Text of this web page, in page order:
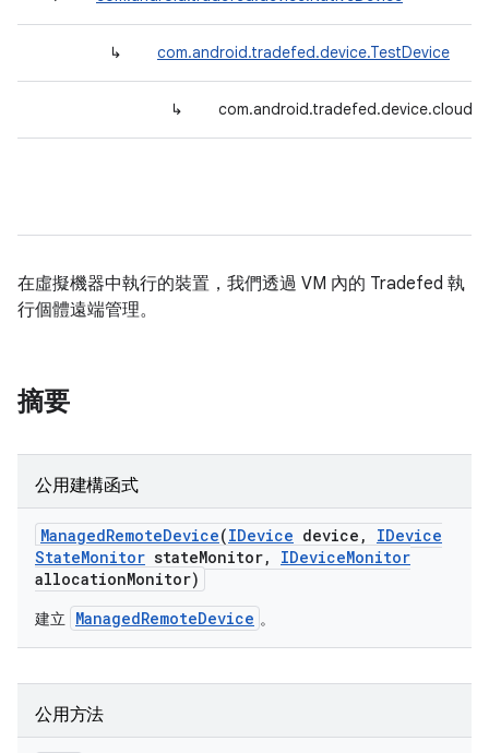
↳ com.android.tradefed.device.TestDevice
↳
在虛擬機器中執行的裝置，我們透過 VM 內的 Tradefed 執
行個體遠端管理。
摘要
公用建構函式
ManagedRemoteDevice(IDevice device ,
IDevice
StateMonitor stateMonitor, IDeviceMonitor
allocationMonitor)
建立 ManagedRemoteDevice 。
公用方法